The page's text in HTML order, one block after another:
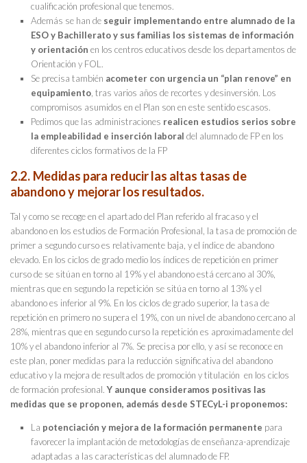
cualificación profesional que tenemos.
Además se han de seguir implementando entre alumnado de la
ESO y Bachillerato y sus familias los sistemas de información
y orientación en los centros educativos desde los departamentos de
Orientación y FOL.
Se precisa también acometer con urgencia un “plan renove” en
equipamiento , tras varios años de recortes y desinversión. Los
compromisos asumidos en el Plan son en este sentido escasos.
Pedimos que las administraciones realicen estudios serios sobre
la empleabilidad e inserción laboral del alumnado de FP en los
diferentes ciclos formativos de la FP
2.2. Medidas para reducir las altas tasas de
abandono y mejorar los resultados.
Tal y como se recoge en el apartado del Plan referido al fracaso y el
abandono en los estudios de Formación Profesional, la tasa de promoción de
primer a segundo curso es relativamente baja, y el índice de abandono
elevado. En los ciclos de grado medio los índices de repetición en primer
curso de se sitúan en torno al 19% y el abandono está cercano al 30%,
mientras que en segundo la repetición se sitúa en torno al 13% y el
abandono es inferior al 9%. En los ciclos de grado superior, la tasa de
repetición en primero no supera el 19%, con un nivel de abandono cercano al
28%, mientras que en segundo curso la repetición es aproximadamente del
10% y el abandono inferior al 7%. Se precisa por ello, y así se reconoce en
este plan, poner medidas para la reducción significativa del abandono
educativo y la mejora de resultados de promoción y titulación en los ciclos
de formación profesional.Y aunque consideramos positivas las
medidas que se proponen, además desde STECyL-i proponemos:
La potenciación y mejora de la formación permanente para
favorecer la implantación de metodologías de enseñanza-aprendizaje
adaptadas a las características del alumnado de FP.